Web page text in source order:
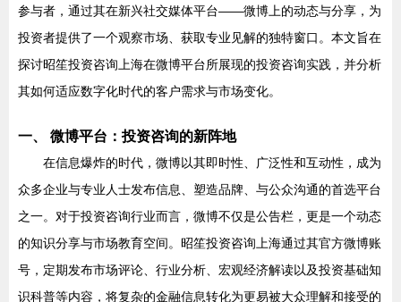
参与者，通过其在新兴社交媒体平台——微博上的动态与分享，为
投资者提供了一个观察市场、获取专业见解的独特窗口。本文旨在
探讨昭笙投资咨询上海在微博平台所展现的投资咨询实践，并分析
其如何适应数字化时代的客户需求与市场变化。
一、 微博平台：投资咨询的新阵地
在信息爆炸的时代，微博以其即时性、广泛性和互动性，成为
众多企业与专业人士发布信息、塑造品牌、与公众沟通的首选平台
之一。对于投资咨询行业而言，微博不仅是公告栏，更是一个动态
的知识分享与市场教育空间。昭笙投资咨询上海通过其官方微博账
号，定期发布市场评论、行业分析、宏观经济解读以及投资基础知
识科普等内容，将复杂的金融信息转化为更易被大众理解和接受的